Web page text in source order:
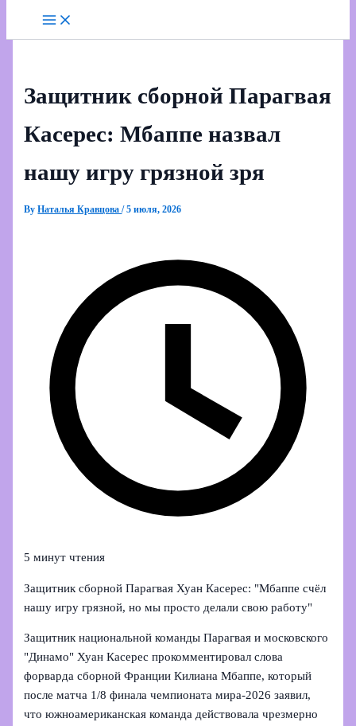
Защитник сборной Парагвая
Касерес: Мбаппе назвал
нашу игру грязной зря
ByНаталья Кравцова/5 июля, 2026
5 минут чтения
Защитник сборной Парагвая Хуан Касерес: "Мбаппе счёл
нашу игру грязной, но мы просто делали свою работу"
Защитник национальной команды Парагвая и московского
"Динамо" Хуан Касерес прокомментировал слова
форварда сборной Франции Килиана Мбаппе, который
после матча 1/8 финала чемпионата мира‑2026 заявил,
что южноамериканская команда действовала чрезмерно